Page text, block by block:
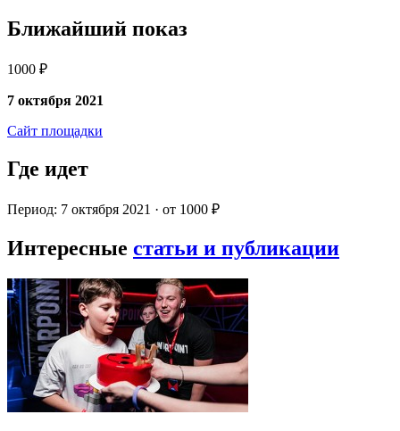
Ближайший показ
1000 ₽
7 октября 2021
Сайт площадки
Где идет
Период: 7 октября 2021 · от 1000 ₽
Интересные статьи и публикации